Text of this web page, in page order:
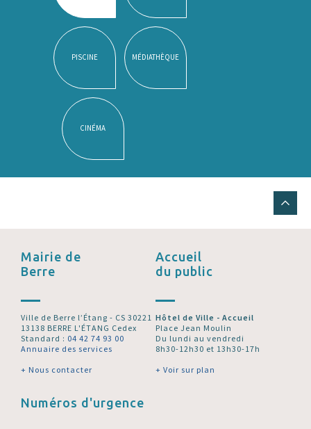
PISCINE MÉDIATHÈQUE
CINÉMA
Mairie de
Berre
Ville de Berre l’Étang - CS 30221
13138 BERRE L'ÉTANG Cedex
Standard : 04 42 74 93 00
Annuaire des services
+ Nous contacter
Accueil
du public
Hôtel de Ville - Accueil
Place Jean Moulin
Du lundi au vendredi
8h30-12h30 et 13h30-17h
+ Voir sur plan
Numéros d'urgence